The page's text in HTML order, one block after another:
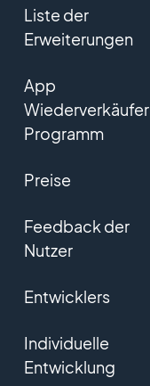
Liste der
Erweiterungen
App
Wiederverkäufer
Programm
Preise
Feedback der
Nutzer
Entwicklers
Individuelle
Entwicklung